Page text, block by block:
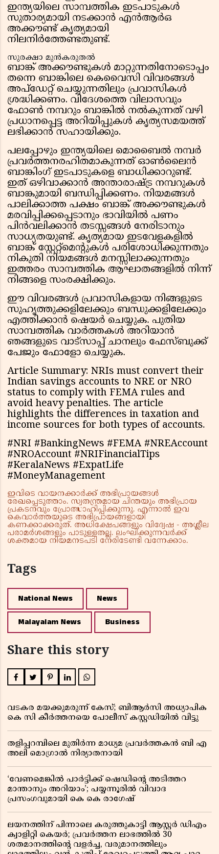
ഇന്ത്യയിലെ സാമ്പത്തിക ഇടപാടുകൾ
സുതാര്യമായി നടക്കാൻ എൻആർഒ
അക്കൗണ്ട് കൃത്യമായി
നിലനിർത്തേണ്ടതുണ്ട്.
സുരക്ഷാ മുൻകരുതൽ
ബാങ്ക് അക്കൗണ്ടുകൾ മാറ്റുന്നതിനോടൊപ്പം
തന്നെ ബാങ്കിലെ കെവൈസി വിവരങ്ങൾ
അപ്ഡേറ്റ് ചെയ്യുന്നതിലും പ്രവാസികൾ
ശ്രദ്ധിക്കണം. വിദേശത്തെ വിലാസവും
ഫോൺ നമ്പറും ബാങ്കിൽ നൽകുന്നത് വഴി
പ്രധാനപ്പെട്ട അറിയിപ്പുകൾ കൃത്യസമയത്ത്
ലഭിക്കാൻ സഹായിക്കും.
പലപ്പോഴും ഇന്ത്യയിലെ മൊബൈൽ നമ്പർ
പ്രവർത്തനരഹിതമാകുന്നത് ഓൺലൈൻ
ബാങ്കിംഗ് ഇടപാടുകളെ ബാധിക്കാറുണ്ട്.
ഇത് ഒഴിവാക്കാൻ അന്താരാഷ്ട്ര നമ്പറുകൾ
ബാങ്കുമായി ബന്ധിപ്പിക്കണം. നിയമങ്ങൾ
പാലിക്കാത്ത പക്ഷം ബാങ്ക് അക്കൗണ്ടുകൾ
മരവിപ്പിക്കപ്പെടാനും ഭാവിയിൽ പണം
പിൻവലിക്കാൻ തടസ്സങ്ങൾ നേരിടാനും
സാധ്യതയുണ്ട്. കൃത്യമായ ഇടവേളകളിൽ
ബാങ്ക് സ്റ്റേറ്റ്‌മെന്റുകൾ പരിശോധിക്കുന്നതും
നികുതി നിയമങ്ങൾ മനസ്സിലാക്കുന്നതും
ഇത്തരം സാമ്പത്തിക ആഘാതങ്ങളിൽ നിന്ന്
നിങ്ങളെ സംരക്ഷിക്കും.
ഈ വിവരങ്ങൾ പ്രവാസികളായ നിങ്ങളുടെ
സുഹൃത്തുക്കളിലേക്കും ബന്ധുക്കളിലേക്കും
എത്തിക്കാൻ ഷെയർ ചെയ്യുക. പുതിയ
സാമ്പത്തിക വാർത്തകൾ അറിയാൻ
ഞങ്ങളുടെ വാട്സാപ്പ് ചാനലും ഫേസ്ബുക്ക്
പേജും ഫോളോ ചെയ്യുക.
Article Summary: NRIs must convert their
Indian savings accounts to NRE or NRO
status to comply with FEMA rules and
avoid heavy penalties. The article
highlights the differences in taxation and
income sources for both types of accounts.
#NRI #BankingNews #FEMA #NREAccount
#NROAccount #NRIFinancialTips
#KeralaNews #ExpatLife
#MoneyManagement
ഇവിടെ വായനക്കാർക്ക് അഭിപ്രായങ്ങൾ
രേഖപ്പെടുത്താം. സ്വതന്ത്രമായ ചിന്തയും അഭിപ്രായ
പ്രകടനവും പ്രോത്സാഹിപ്പിക്കുന്നു. എന്നാൽ ഇവ
കെവാർത്തയുടെ അഭിപ്രായങ്ങളായി
കണക്കാക്കരുത്. അധിക്ഷേപങ്ങളും വിദ്വേഷ - അശ്ലീല
പരാമർശങ്ങളും പാടുള്ളതല്ല. ലംഘിക്കുന്നവർക്ക്
ശക്തമായ നിയമനടപടി നേരിടേണ്ടി വന്നേക്കാം.
Tags
National News News
Malayalam News Business
Share this story
വടകര മയക്കുമരുന്ന് കേസ്; ബിആർസി അധ്യാപിക
കെ സി കീർത്തനയെ പോലീസ് കസ്റ്റഡിയിൽ വിട്ടു
തളിപ്പറമ്പിലെ മുതിർന്ന മാധ്യമ പ്രവർത്തകൻ ബി എ
അലി മൊഗ്രാൽ നിര്യാതനായി
‘വേണമെങ്കിൽ പാർട്ടിക്ക് ഷെഡിൻ്റെ അടിത്തറ
മാന്താനും അറിയാം’; പയ്യന്നൂരിൽ വിവാദ
പ്രസംഗവുമായി കെ കെ രാഗേഷ്
ലയനത്തിന് പിന്നാലെ കരുത്തുകാട്ടി ആസ്റ്റർ ഡിഎം
ക്വാളിറ്റി കെയർ; പ്രവർത്തന ലാഭത്തിൽ 30
ശതമാനത്തിൻ്റെ വളർച്ച, വരുമാനത്തിലും